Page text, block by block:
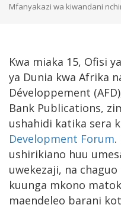
Mfanyakazi wa kiwandani
Kwa miaka 15, Ofisi
ya Dunia kwa Afrika
Développement
Bank Publications,
ushahidi katika sera
Development Forum.
ushirikiano huu
uwekezaji, na
kuunga mkono
maendeleo barani